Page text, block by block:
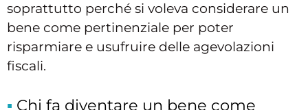
soprattutto perché si voleva considerare un
bene come pertinenziale per poter
risparmiare e usufruire delle agevolazioni
fiscali.
Chi fa diventare un bene come